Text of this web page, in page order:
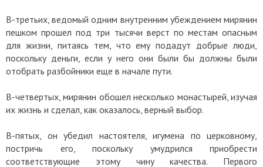
В-третьих, ведомый одним внутренним убеждением мирянин
пешком прошел под три тысячи верст по местам опасным
для жизни, питаясь тем, что ему подадут добрые люди,
поскольку деньги, если у него они были бы должны были
отобрать разбойники еще в начале пути.
В-четвертых, мирянин обошел несколько монастырей, изучая
их жизнь и сделал, как оказалось, верный выбор.
В-пятых, он убедил настоятеля, игумена по церковному,
постричь его, поскольку умудрился приобрести
соответствующие этому чину качества. Первого